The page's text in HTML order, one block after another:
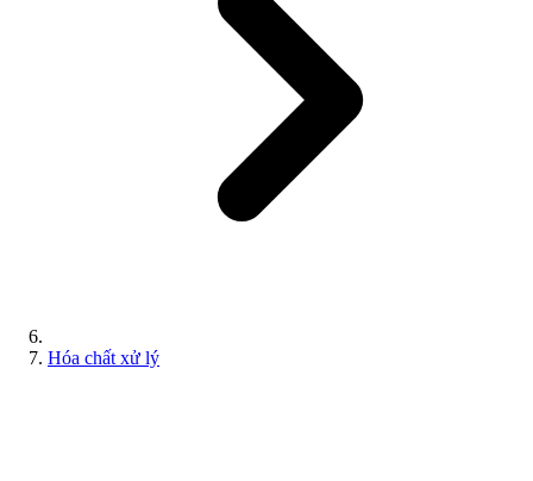
Hóa chất xử lý